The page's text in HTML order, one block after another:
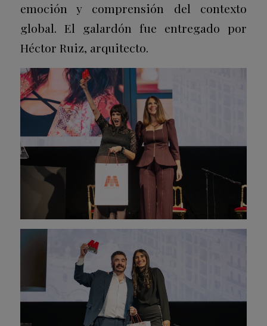
emoción y comprensión del contexto
global. El galardón fue entregado por
Héctor Ruiz, arquitecto.